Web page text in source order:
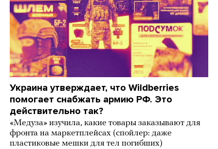
Украина утверждает, что Wildberries
помогает снабжать армию РФ. Это
действительно так?
«Медуза» изучила, какие товары заказывают для
фронта на маркетплейсах (спойлер: даже
пластиковые мешки для тел погибших)